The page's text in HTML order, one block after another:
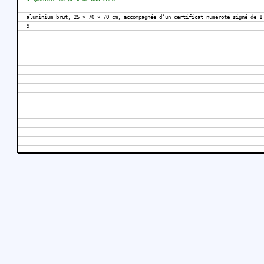
aluminium brut, 25 × 70 × 70 cm, accompagnée d’un certificat numéroté signé de 1
9